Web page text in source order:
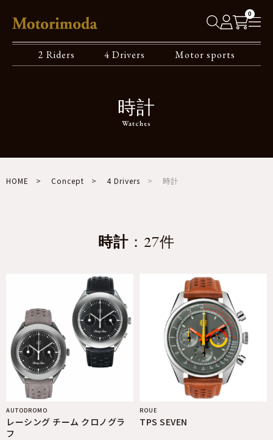
0
2 Riders 4 Drivers Motor sports
時計
Watches
HOME Concept 4 Drivers 時計
時計 ：27件
AUTODROMO
レーシング チーム クロノグラ
フ
ROUE
TPS SEVEN